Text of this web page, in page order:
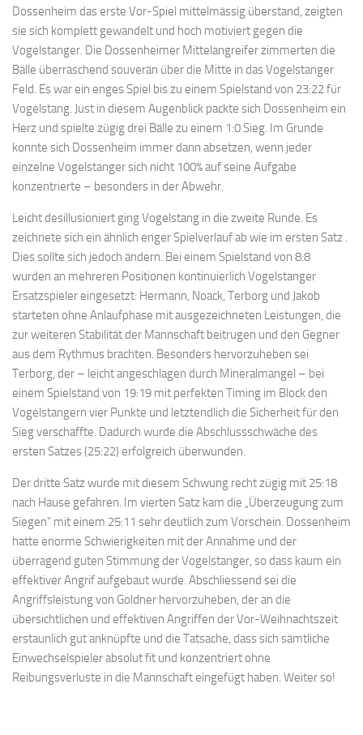
Dossenheim das erste Vor-Spiel mittelmässig überstand, zeigten
sie sich komplett gewandelt und hoch motiviert gegen die
Vogelstanger. Die Dossenheimer Mittelangreifer zimmerten die
Bälle überraschend souverän über die Mitte in das Vogelstanger
Feld. Es war ein enges Spiel bis zu einem Spielstand von 23:22 für
Vogelstang. Just in diesem Augenblick packte sich Dossenheim ein
Herz und spielte zügig drei Bälle zu einem 1:0 Sieg. Im Grunde
konnte sich Dossenheim immer dann absetzen, wenn jeder
einzelne Vogelstanger sich nicht 100% auf seine Aufgabe
konzentrierte – besonders in der Abwehr.
Leicht desillusioniert ging Vogelstang in die zweite Runde. Es
zeichnete sich ein ähnlich enger Spielverlauf ab wie im ersten Satz .
Dies sollte sich jedoch ändern. Bei einem Spielstand von 8:8
wurden an mehreren Positionen kontinuierlich Vogelstanger
Ersatzspieler eingesetzt: Hermann, Noack, Terborg und Jakob
starteten ohne Anlaufphase mit ausgezeichneten Leistungen, die
zur weiteren Stabilität der Mannschaft beitrugen und den Gegner
aus dem Rythmus brachten. Besonders hervorzuheben sei
Terborg, der – leicht angeschlagen durch Mineralmangel – bei
einem Spielstand von 19:19 mit perfekten Timing im Block den
Vogelstangern vier Punkte und letztendlich die Sicherheit für den
Sieg verschaffte. Dadurch wurde die Abschlussschwäche des
ersten Satzes (25:22) erfolgreich überwunden.
Der dritte Satz wurde mit diesem Schwung recht zügig mit 25:18
nach Hause gefahren. Im vierten Satz kam die „Überzeugung zum
Siegen“ mit einem 25:11 sehr deutlich zum Vorschein. Dossenheim
hatte enorme Schwierigkeiten mit der Annahme und der
überragend guten Stimmung der Vogelstanger, so dass kaum ein
effektiver Angrif aufgebaut wurde. Abschliessend sei die
Angriffsleistung von Goldner hervorzuheben, der an die
übersichtlichen und effektiven Angriffen der Vor-Weihnachtszeit
erstaunlich gut anknüpfte und die Tatsache, dass sich sämtliche
Einwechselspieler absolut fit und konzentriert ohne
Reibungsverluste in die Mannschaft eingefügt haben. Weiter so!